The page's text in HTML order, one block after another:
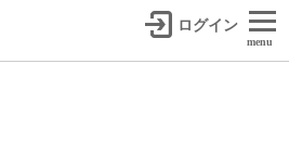
ログイン
menu